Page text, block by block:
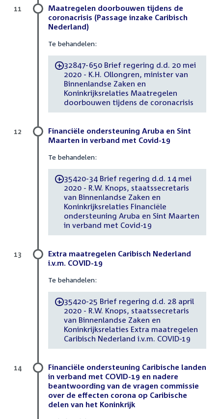
Maatregelen doorbouwen tijdens de
coronacrisis (Passage inzake Caribisch
Nederland)
Te behandelen:
-32847-650 Brief regering d.d. 20 mei
2020 - K.H. Ollongren, minister van
Binnenlandse Zaken en
Koninkrijksrelaties Maatregelen
doorbouwen tijdens de coronacrisis
11
Financiële ondersteuning Aruba en Sint
Maarten in verband met Covid-19
Te behandelen:
-35420-34 Brief regering d.d. 14 mei
2020 - R.W. Knops, staatssecretaris
van Binnenlandse Zaken en
Koninkrijksrelaties Financiële
ondersteuning Aruba en Sint Maarten
in verband met Covid-19
12
Extra maatregelen Caribisch Nederland
i.v.m. COVID-19
Te behandelen:
-35420-25 Brief regering d.d. 28 april
2020 - R.W. Knops, staatssecretaris
van Binnenlandse Zaken en
Koninkrijksrelaties Extra maatregelen
Caribisch Nederland i.v.m. COVID-19
13
Financiële ondersteuning Caribische landen
in verband met COVID-19 en nadere
beantwoording van de vragen commissie
over de effecten corona op Caribische
delen van het Koninkrijk
14